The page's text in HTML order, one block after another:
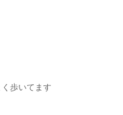
歩いてます